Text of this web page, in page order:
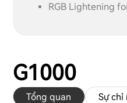
RGB Lightening
G1000
Tổng quan Sự chỉ